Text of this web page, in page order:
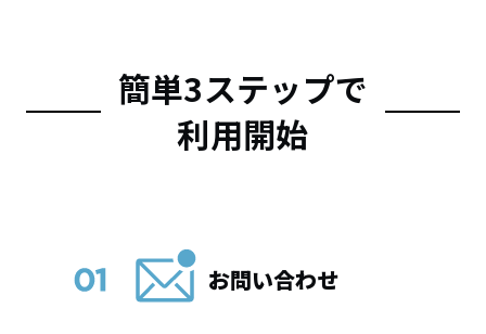
簡単3ステップで
利用開始
お問い合わせ